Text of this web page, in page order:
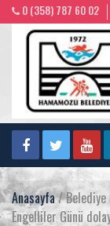
0 (358) 787 60 02
Anasayfa/ Belediye
Engelliler Günü